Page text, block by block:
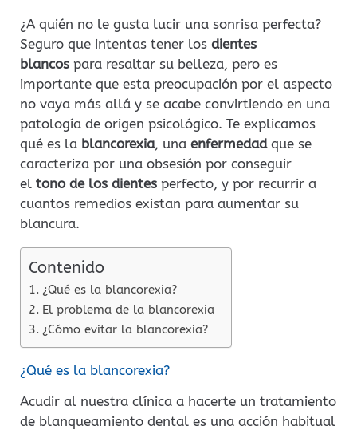
¿A quién no le gusta lucir una sonrisa perfecta?
Seguro que intentas tener los dientes
blancos para resaltar su belleza, pero es
importante que esta preocupación por el aspecto
no vaya más allá y se acabe convirtiendo en una
patología de origen psicológico. Te explicamos
qué es la blancorexia, una enfermedad que se
caracteriza por una obsesión por conseguir
el tono de los dientes perfecto, y por recurrir a
cuantos remedios existan para aumentar su
blancura.
Contenido
¿Qué es la blancorexia?
El problema de la blancorexia
¿Cómo evitar la blancorexia?
¿Qué es la blancorexia?
Acudir al nuestra clínica a hacerte un tratamiento
de blanqueamiento dental es una acción habitual